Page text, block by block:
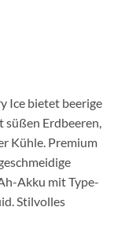
Ice bietet beerige
süßen Erdbeeren,
Kühle. Premium
Akku mit Type-
Stilvolles